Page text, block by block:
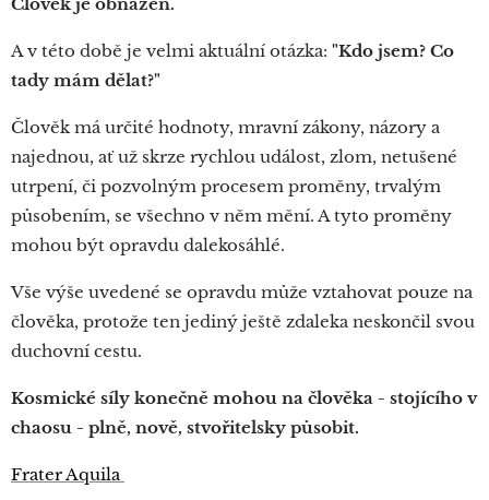
A v této době je velmi aktuální otázka: "Kdo jsem? Co
tady mám dělat?"
Člověk má určité hodnoty, mravní zákony, názory a
najednou, ať už skrze rychlou událost, zlom, netušené
utrpení, či pozvolným procesem proměny, trvalým
působením, se všechno v něm mění. A tyto proměny
mohou být opravdu dalekosáhlé.
Vše výše uvedené se opravdu může vztahovat pouze na
člověka, protože ten jediný ještě zdaleka neskončil svou
duchovní cestu.
Kosmické síly konečně mohou na člověka - stojícího v
chaosu - plně, nově, stvořitelsky působit.
Frater Aquila